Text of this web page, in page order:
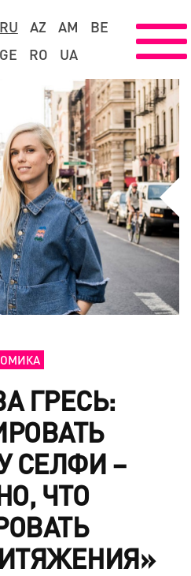
RU AZ AM
BE
GE
RO UA
ГРЕСЬ:
СЕЛФИ –
ЧТО